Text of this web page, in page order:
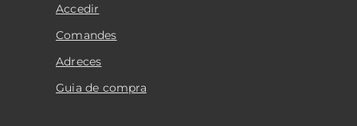
Accedir
Comandes
Adreces
Guia de compra